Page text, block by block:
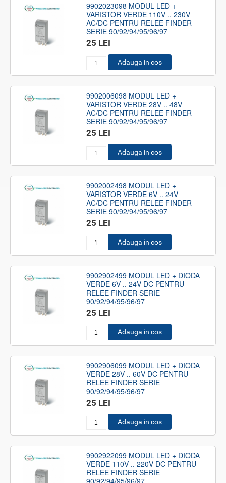
9902023098 MODUL LED +
VARISTOR VERDE 110V .. 230V
AC/DC PENTRU RELEE FINDER
SERIE 90/92/94/95/96/97
25 LEI
Adauga in cos
9902006098 MODUL LED +
VARISTOR VERDE 28V .. 48V
AC/DC PENTRU RELEE FINDER
SERIE 90/92/94/95/96/97
25 LEI
Adauga in cos
9902002498 MODUL LED +
VARISTOR VERDE 6V .. 24V
AC/DC PENTRU RELEE FINDER
SERIE 90/92/94/95/96/97
25 LEI
Adauga in cos
9902902499 MODUL LED + DIODA
VERDE 6V .. 24V DC PENTRU
RELEE FINDER SERIE
90/92/94/95/96/97
25 LEI
Adauga in cos
9902906099 MODUL LED + DIODA
VERDE 28V .. 60V DC PENTRU
RELEE FINDER SERIE
90/92/94/95/96/97
25 LEI
Adauga in cos
9902922099 MODUL LED + DIODA
VERDE 110V .. 220V DC PENTRU
RELEE FINDER SERIE
90/92/94/95/96/97